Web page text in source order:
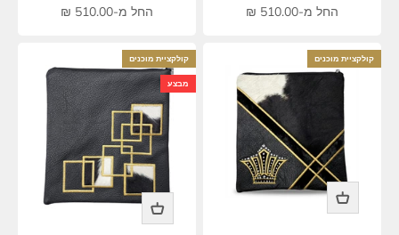
מחיר מבצע
החל מ-510.00 ₪
מחיר מבצע
החל מ-510.00 ₪
קולקציית מוכנים קולקציית מוכנים
מבצע